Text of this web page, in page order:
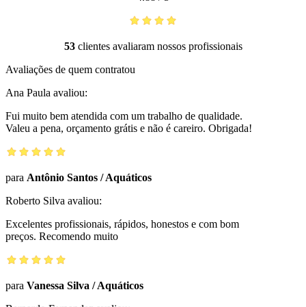
53clientes avaliaram nossos profissionais
Avaliações de quem contratou
Ana Paula avaliou:
Fui muito bem atendida com um trabalho de qualidade.
Valeu a pena, orçamento grátis e não é careiro. Obrigada!
para Antônio Santos /Aquáticos
Roberto Silva avaliou:
Excelentes profissionais, rápidos, honestos e com bom
preços. Recomendo muito
para Vanessa Silva /Aquáticos